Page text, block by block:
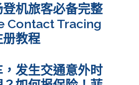
机旅客必备完整
Contact Tracing
教程
发生交通意外时